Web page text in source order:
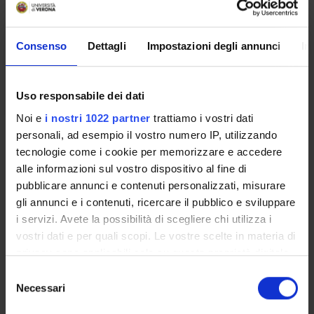
Consenso Dettagli Impostazioni degli annunci
Uso responsabile dei dati
Noi e i nostri 1022 partner trattiamo i vostri dati
personali, ad esempio il vostro numero IP, utilizzando
tecnologie come i cookie per memorizzare e accedere
alle informazioni sul vostro dispositivo al fine di
pubblicare annunci e contenuti personalizzati, misurare
gli annunci e i contenuti, ricercare il pubblico e sviluppare
i servizi. Avete la possibilità di scegliere chi utilizza i
vostri dati e per quali scopi. Le vostre scelte in materia di
privacy sono applicabili solo su questa proprietà digitale
modificare o revocare il proprio consenso in qualsiasi
momento dalla Dichiarazione sui cookie o facendo clic
Necessari
Location
VERONA
Academic staff
Francesca Defanti
Learning outcomes
The course is focused on the fundamentals of general and
clinical nursing in relation to the concepts of care and caring
for the person and family, to the deontological principles that
inspire and guide nursing practice. It provides conceptual and
methodological bases for identifying nursing care needs,
interview and physical examination, in the analysis and
understanding of the events reported by patients; will acquire